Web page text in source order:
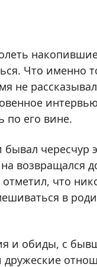
Что именно
не
по его вине.
возвращался
что
в
и обиды, с